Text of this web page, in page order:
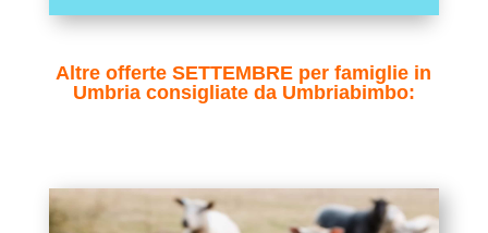
Altre offerte SETTEMBRE per famiglie in
Umbria consigliate da Umbriabimbo: